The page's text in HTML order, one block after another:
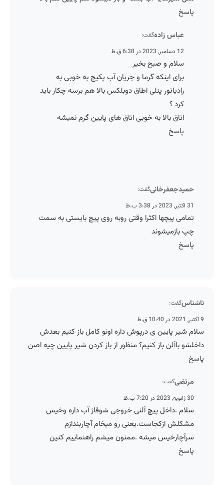
پاسخ
عباس زادهگفت:
12 دسامبر, 2023 در 6:38 ق.ظ
سلام و صبح بخیر
برای اینکه گرما و جریان آب پکیج به خوبی به
رادیاتور پنلی اطاق دوبلکس بالا هم برسه چکار باید
کرد ؟
اتاق بالا به خوبی اتاق های پایین گرم نمیشه
پاسخ
حمیدجعفرخانیگفت:
31 اکتبر, 2023 در 3:38 ب.ظ
تمامی پیچها اکثرا وقتی روبه روی پیچ بایستی به سمت
چپ بازمیشوند
پاسخ
ناشناسگفت:
9 اکتبر, 2021 در 10:40 ق.ظ
سلام شیر پایین ی درپوش داره اونو کامل باز کنیم بعدش
داخلشو باآلن باز کنیم؟ منظور از باز کردن شیر پایین چیه اصن
پاسخ
مرتضیگفت:
30 ژانویه, 2023 در 7:20 ب.ظ
سلام .داخل پیچ آلنی خروجی شوفاژ آب داره وخیس
مشکلش ازکجاست.یعنی رو میخام آچاربندازم
سرآچارخیس میشه .ممنون میشم راهنماییم کنین
پاسخ